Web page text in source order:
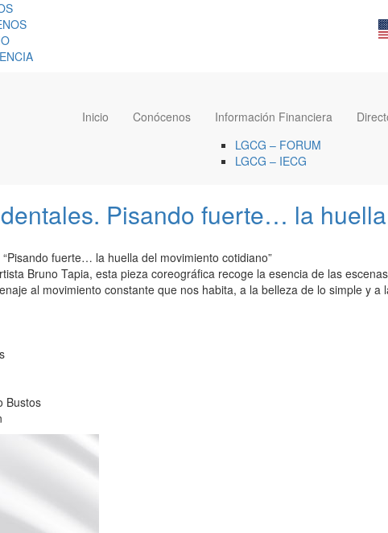
Inicio Conócenos
Información Financiera
LGCG – FORUM
LGCG – IECG
Pisando fuerte… la
“Pisando fuerte… la huella del movimiento cotidiano”
Bruno Tapia, esta pieza coreográfica recoge la esencia de las
al movimiento constante que nos habita, a la belleza de lo simple y
Bustos